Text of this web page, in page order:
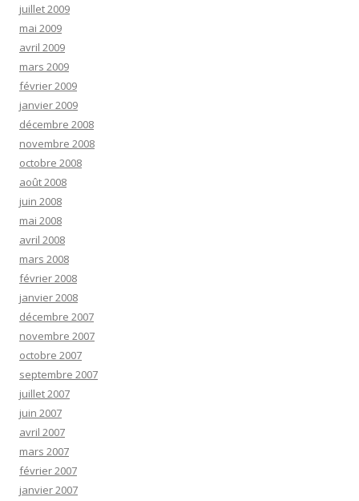
juillet 2009
mai 2009
avril 2009
mars 2009
février 2009
janvier 2009
décembre 2008
novembre 2008
octobre 2008
août 2008
juin 2008
mai 2008
avril 2008
mars 2008
février 2008
janvier 2008
décembre 2007
novembre 2007
octobre 2007
septembre 2007
juillet 2007
juin 2007
avril 2007
mars 2007
février 2007
janvier 2007